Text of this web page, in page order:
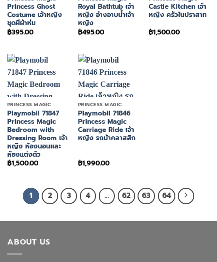
Princess Ghost
Costume เจ้าหญิง
ชุดผีผ้าห่ม
฿395.00
Royal Bathtub เจ้า
หญิง อ่างอาบน้ำเจ้า
หญิง
฿495.00
Castle Kitchen เจ้า
หญิง ครัวในปราสาท
฿1,500.00
PRINCESS MAGIC
Playmobil 71847
Princess Magic
Bedroom with
Dressing Room เจ้า
หญิง ห้องนอนและ
ห้องแต่งตัว
฿1,500.00
PRINCESS MAGIC
Playmobil 71846
Princess Magic
Carriage Ride เจ้า
หญิง รถม้าคลาสสิก
฿1,990.00
1 2 3 4 … 62 63 64
ABOUT US